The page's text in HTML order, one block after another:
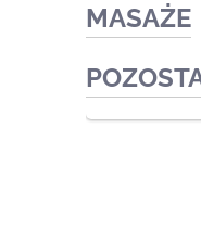
MASAŻE